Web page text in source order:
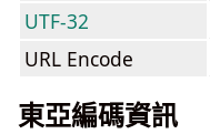
UTF-32
URL Encode
東亞編碼資訊